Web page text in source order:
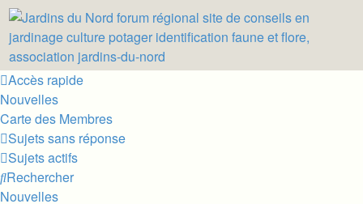
Accès rapide
Nouvelles
Carte des Membres
Sujets sans réponse
Sujets actifs
Rechercher
Nouvelles